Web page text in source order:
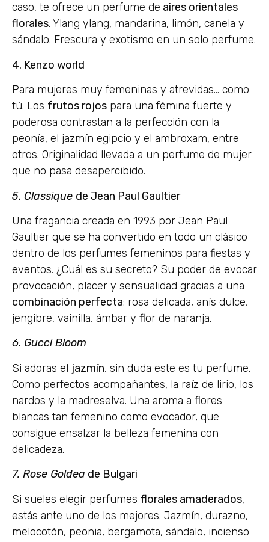
caso, te ofrece un perfume de aires orientales
florales. Ylang ylang, mandarina, limón, canela y
sándalo. Frescura y exotismo en un solo perfume.
4. Kenzo world
Para mujeres muy femeninas y atrevidas… como
tú. Los frutos rojos para una fémina fuerte y
poderosa contrastan a la perfección con la
peonía, el jazmín egipcio y el ambroxam, entre
otros. Originalidad llevada a un perfume de mujer
que no pasa desapercibido.
5. Classique de Jean Paul Gaultier
Una fragancia creada en 1993 por Jean Paul
Gaultier que se ha convertido en todo un clásico
dentro de los perfumes femeninos para fiestas y
eventos. ¿Cuál es su secreto? Su poder de evocar
provocación, placer y sensualidad gracias a una
combinación perfecta: rosa delicada, anís dulce,
jengibre, vainilla, ámbar y flor de naranja.
6. Gucci Bloom
Si adoras el jazmín, sin duda este es tu perfume.
Como perfectos acompañantes, la raíz de lirio, los
nardos y la madreselva. Una aroma a flores
blancas tan femenino como evocador, que
consigue ensalzar la belleza femenina con
delicadeza.
7. Rose Goldea de Bulgari
Si sueles elegir perfumes florales amaderados,
estás ante uno de los mejores. Jazmín, durazno,
melocotón, peonia, bergamota, sándalo, incienso